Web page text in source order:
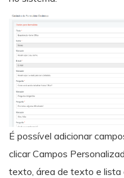
É possível adicionar
clicar Campos
texto, área de texto e lista